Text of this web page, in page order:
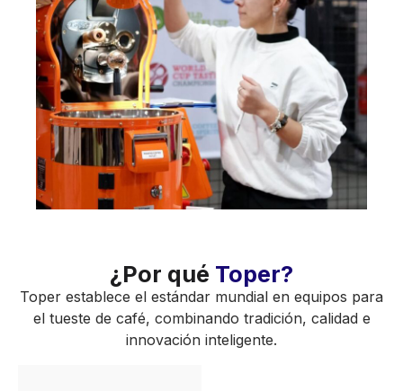
¿Por qué Toper?
Toper establece el estándar mundial en equipos para
el tueste de café, combinando tradición, calidad e
innovación inteligente.